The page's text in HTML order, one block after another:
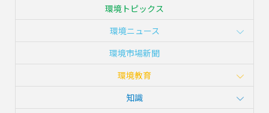
環境トピックス
環境ニュース
環境市場新聞
環境教育
知識